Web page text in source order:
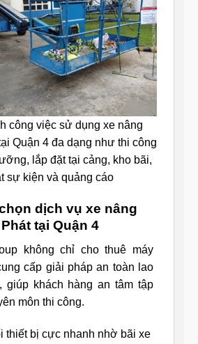
công việc sử dụng xe nâng
Quận 4 đa dạng như thi công
lắp đặt tại cảng, kho bãi,
sự kiện và quảng cáo
dịch vụ xe nâng
tại Quận 4
không chỉ cho thuê máy
cấp giải pháp an toàn lao
giúp khách hàng an tâm tập
môn thi công.
thiết bị cực nhanh nhờ bãi xe